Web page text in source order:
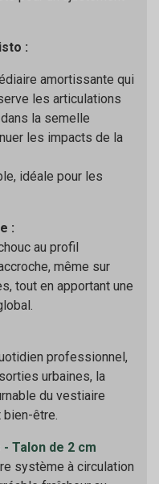
:
amortissante qui
les articulations
la semelle
les impacts de la
idéale pour les
:
au profil
même sur
tout en apportant une
professionnel,
urbaines, la
du vestiaire
bien-être.
- Talon de 2 cm
système à circulation